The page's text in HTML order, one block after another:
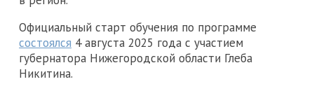
Официальный старт обучения по программе
состоялся 4 августа 2025 года с участием
губернатора Нижегородской области Глеба
Никитина.